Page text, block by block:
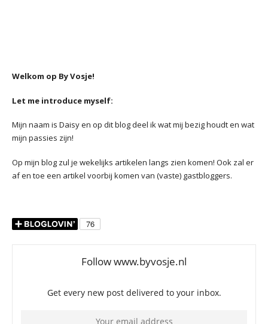
Welkom op By Vosje!
Let me introduce myself:
Mijn naam is Daisy en op dit blog deel ik wat mij bezig houdt en wat
mijn passies zijn!
Op mijn blog zul je wekelijks artikelen langs zien komen! Ook zal er
af en toe een artikel voorbij komen van (vaste) gastbloggers.